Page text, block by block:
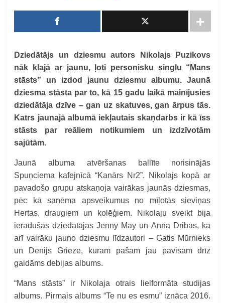
Dziedātājs un dziesmu autors Nikolajs Puzikovs
nāk klajā ar jaunu, ļoti personisku singlu “Mans
stāsts” un izdod jaunu dziesmu albumu. Jaunā
dziesma stāsta par to, kā 15 gadu laikā mainījusies
dziedātāja dzīve – gan uz skatuves, gan ārpus tās.
Katrs jaunajā albumā iekļautais skaņdarbs ir kā īss
stāsts par reāliem notikumiem un izdzīvotām
sajūtām.
Jaunā albuma atvēršanas ballīte norisinājās
Spuņciema kafejnīcā “Kanārs Nr2”. Nikolajs kopā ar
pavadošo grupu atskaņoja vairākas jaunās dziesmas,
pēc kā saņēma apsveikumus no mīļotās sieviņas
Hertas, draugiem un kolēģiem. Nikolaju sveikt bija
ieradušās dziedātājas Jenny May un Anna Dribas, kā
arī vairāku jauno dziesmu līdzautori – Gatis Mūrnieks
un Denijs Grieze, kuram pašam jau pavisam drīz
gaidāms debijas albums.
“Mans stāsts” ir Nikolaja otrais lielformāta studijas
albums. Pirmais albums “Te nu es esmu” iznāca 2016.